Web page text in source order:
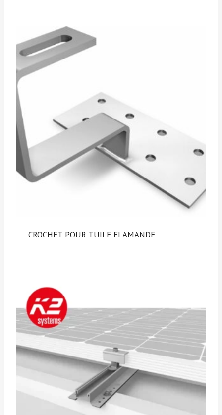
CROCHET POUR TUILE FLAMANDE